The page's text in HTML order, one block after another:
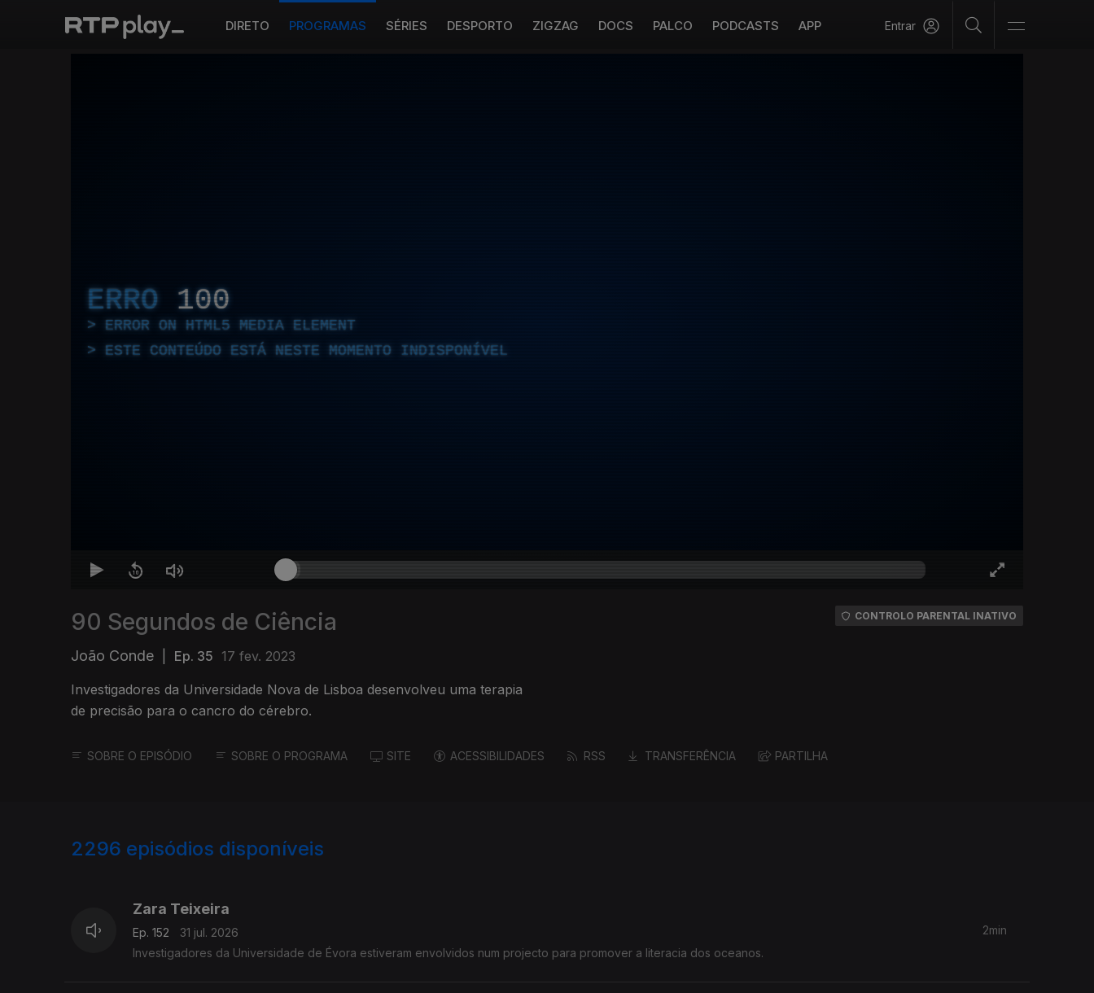
DIRETO PROGRAMAS SÉRIES DESPORTO ZIGZAG DOCS PALCO PODCASTS APP Entrar
ERRO 100
ERROR ON HTML5 MEDIA ELEMENT
ESTE CONTEÚDO ESTÁ NESTE MOMENTO INDISPONÍVEL
90 Segundos de Ciência
João Conde Ep. 35 17 fev. 2023
Investigadores da Universidade Nova de Lisboa desenvolveu uma terapia
de precisão para o cancro do cérebro.
CONTROLO PARENTAL INATIVO
SOBRE O EPISÓDIO SOBRE O PROGRAMA SITE ACESSIBILIDADES RSS TRANSFERÊNCIA PARTILHA
2296 episódios disponíveis
Zara Teixeira
Ep. 152
31 jul. 2026
Investigadores da Universidade de Évora estiveram envolvidos num projecto para promover a literacia dos oceanos.
2min